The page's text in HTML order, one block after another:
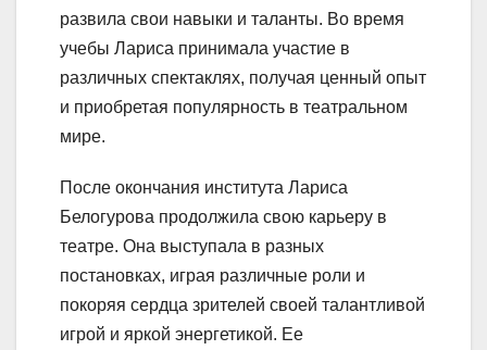
развила свои навыки и таланты. Во время
учебы Лариса принимала участие в
различных спектаклях, получая ценный опыт
и приобретая популярность в театральном
мире.
После окончания института Лариса
Белогурова продолжила свою карьеру в
театре. Она выступала в разных
постановках, играя различные роли и
покоряя сердца зрителей своей талантливой
игрой и яркой энергетикой. Ее